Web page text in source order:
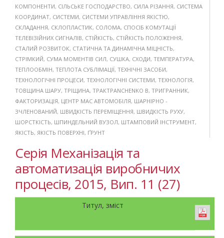
КОМПОНЕНТИ, СІЛЬСЬКЕ ГОСПОДАРСТВО, СИЛА РІЗАННЯ, СИСТЕМА
КООРДИНАТ, СИСТЕМИ, СИСТЕМИ УПРАВЛІННЯ ЯКІСТЮ,
СКЛАДАННЯ, СКЛОПЛАСТИК, СОЛОМА, СПОСІБ КОМУТАЦІЇ
ТЕЛЕВІЗІЙНИХ СИГНАЛІВ, СТІЙКІСТЬ, СТІЙКІСТЬ ПОЛОЖЕННЯ,
СТАЛИЙ РОЗВИТОК, СТАТИЧНА ТА ДИНАМІЧНА МІЦНІСТЬ,
СТРІМКИЙ, СУМА МОМЕНТІВ СИЛ, СУШКА, СХОДИ, ТЕМПЕРАТУРА,
ТЕПЛООБМІН, ТЕПЛОТА СУБЛІМАЦІЇ, ТЕХНІЧНІ ЗАСОБИ,
ТЕХНОЛОГІЧНІ ПРОЦЕСИ, ТЕХНОЛОГІЧНІ СИСТЕМИ, ТЕХНОЛОГІЯ,
ТОВЩИНА ШАРУ, ТРІЩИНА, ТРАКТPANCHENKO B, ТРИГРАННИК,
ФАКТОРИЗАЦІЯ, ЦЕНТР МАС АВТОМОБІЛЯ, ШАРНІРНО -
ЗЧЛЕНОВАНИЙ, ШВИДКІСТЬ ПЕРЕМІЩЕННЯ, ШВИДКІСТЬ РУХУ,
ШОРСТКІСТЬ, ШПИНДЕЛЬНИЙ ВУЗОЛ, ШТАМПОВИЙ ІНСТРУМЕНТ,
ЯКІСТЬ, ЯКІСТЬ ПОВЕРХНІ, ҐРУНТ
Серія Механізація та
автоматизація виробничих
процесів, 2015, Вип. 11 (27)
Титул, зміст